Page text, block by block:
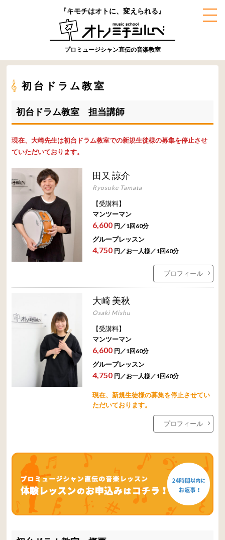
『キモチはオトに、変えられる』
プロミュージシャン直伝の音楽教室
初台ドラム教室
初台ドラム教室 担当講師
現在、大崎先生は初台ドラム教室での新規生徒様の募集を停止させ
ていただいております。
田又 諒介
Ryosuke Tamata
【受講料】
マンツーマン
6,600 円／1回60分
グループレッスン
4,750 円／お一人様／1回60分
プロフィール
大崎 美秋
Osaki Mishu
【受講料】
マンツーマン
6,600 円／1回60分
グループレッスン
4,750 円／お一人様／1回60分
現在、新規生徒様の募集を停止させてい
ただいております。
プロフィール